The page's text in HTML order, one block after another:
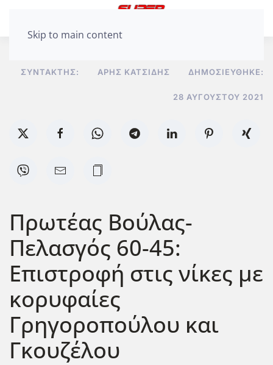
Skip to main content
ΣΥΝΤΆΚΤΗΣ: ΆΡΗΣ ΚΑΤΣΊΔΗΣ ΔΗΜΟΣΙΕΎΘΗΚΕ:
28 ΑΥΓΟΎΣΤΟΥ 2021
Πρωτέας Βούλας-
Πελασγός 60-45:
Επιστροφή στις νίκες με
κορυφαίες
Γρηγοροπούλου και
Γκουζέλου